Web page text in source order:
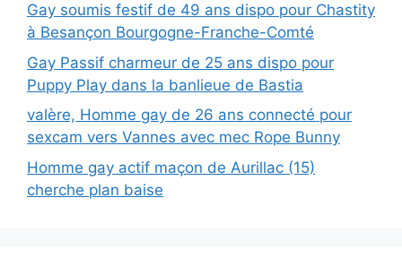
Gay soumis festif de 49 ans dispo pour Chastity
à Besançon Bourgogne-Franche-Comté
Gay Passif charmeur de 25 ans dispo pour
Puppy Play dans la banlieue de Bastia
valère, Homme gay de 26 ans connecté pour
sexcam vers Vannes avec mec Rope Bunny
Homme gay actif maçon de Aurillac (15)
cherche plan baise